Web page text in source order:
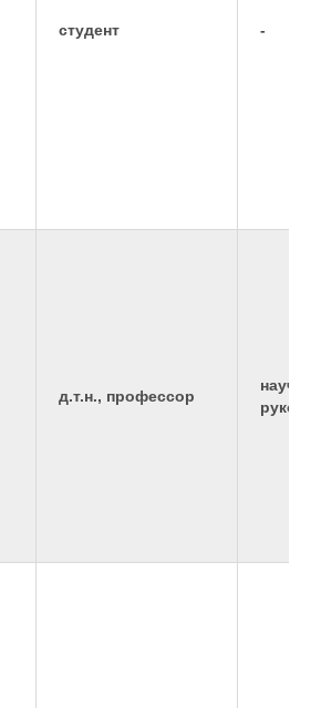
студент -
д.т.н., профессор